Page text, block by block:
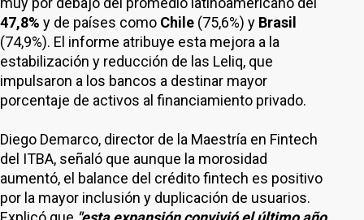
47,8% y de países como Chile (75,6%) y Brasil
(74,9%). El informe atribuye esta mejora a la
estabilización y reducción de las Leliq, que
impulsaron a los bancos a destinar mayor
porcentaje de activos al financiamiento privado.
Diego Demarco, director de la Maestría en Fintech
del ITBA, señaló que aunque la morosidad
aumentó, el balance del crédito fintech es positivo
por la mayor inclusión y duplicación de usuarios.